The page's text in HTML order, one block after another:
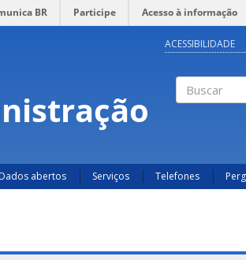
BR Participe Acesso à informação
ACESSIBILIDADE
Dados abertos Serviços Telefones